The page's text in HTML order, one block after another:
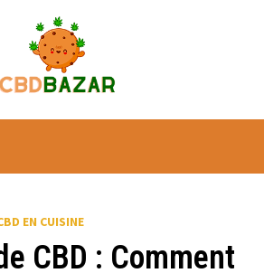
EN CUISINE
CBD : Comment